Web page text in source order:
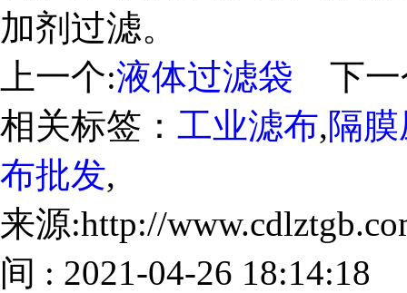
加剂过滤。
上一个:液体过滤袋 下一
相关标签： 工业滤布,隔
布批发,
来源:http://
间 : 2021-04-26 18:14:18